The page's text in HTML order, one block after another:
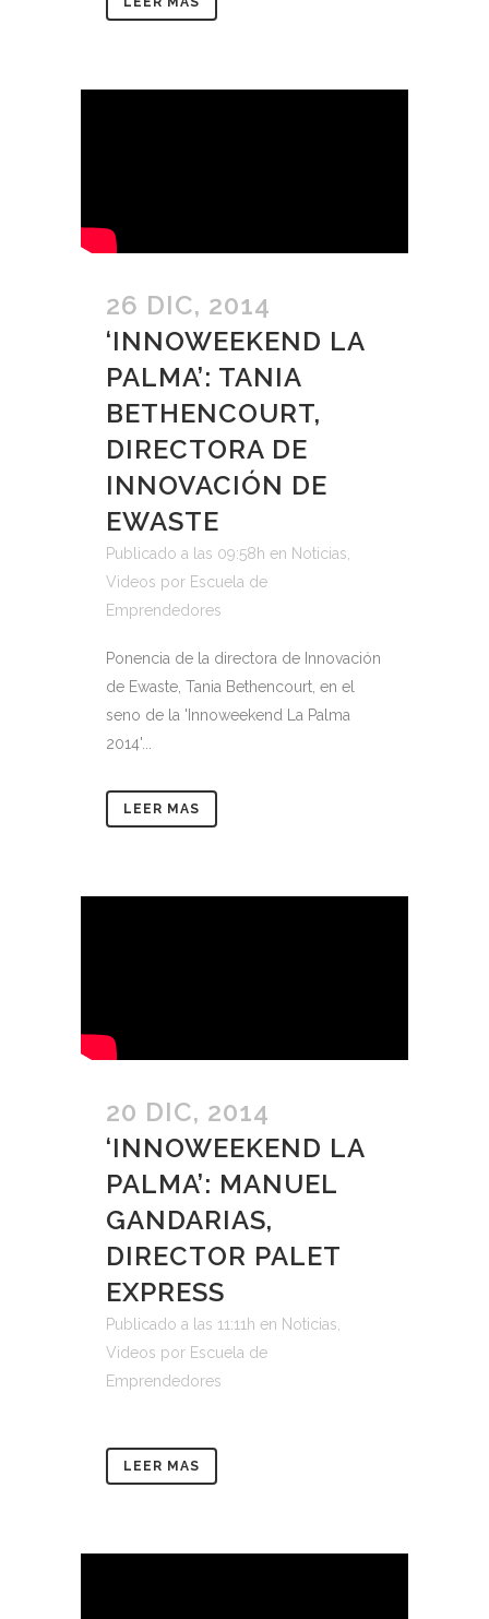
26 DIC, 2014
‘INNOWEEKEND LA
PALMA’: TANIA
BETHENCOURT,
DIRECTORA DE
INNOVACIÓN DE
EWASTE
Publicado a las 09:58h en Noticias
Videos por Escuela de
Emprendedores
Ponencia de la directora de Innovación
de Ewaste, Tania Bethencourt, en el
seno de la 'Innoweekend La Palma
2014'...
LEER MAS
20 DIC, 2014
‘INNOWEEKEND LA
PALMA’: MANUEL
GANDARIAS,
DIRECTOR PALET
EXPRESS
Publicado a las 11:11h en Noticias
Videos por Escuela de
Emprendedores
LEER MAS